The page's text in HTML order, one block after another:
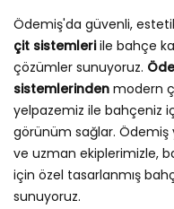
Ödemiş'da güvenli,
çit sistemleriile bahçe
çözümler sunuyoruz.
sistemlerinden modern
yelpazemiz ile bahçeniz
görünüm sağlar.
ve uzman ekiplerimizle,
için özel tasarlanmış
sunuyoruz.